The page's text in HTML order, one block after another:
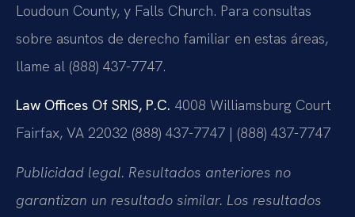
Loudoun County, y Falls Church. Para consultas
sobre asuntos de derecho familiar en estas áreas,
llame al (888) 437-7747.
Law Offices Of SRIS, P.C. 4008 Williamsburg Court
Fairfax, VA 22032 (888) 437-7747 | (888) 437-7747
Publicidad legal. Resultados anteriores no
garantizan un resultado similar. Los resultados